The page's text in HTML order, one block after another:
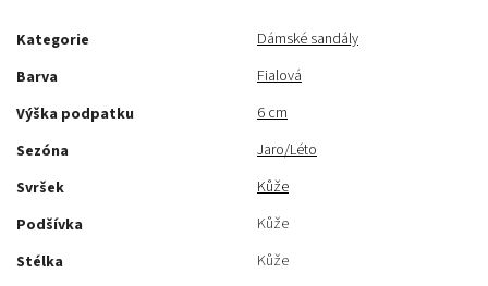
Kategorie
Dámské sandály
Barva
Fialová
Výška podpatku
6 cm
Sezóna
Jaro/Léto
Svršek
Kůže
Podšívka
Kůže
Stélka
Kůže